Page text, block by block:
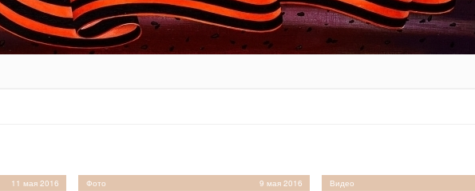
11 мая 2016 Фото 9 мая 2016 Видео